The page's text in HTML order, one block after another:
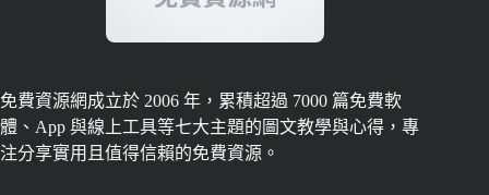
免費資源網成立於 2006 年，累積超過 7000 篇免費軟
體、App 與線上工具等七大主題的圖文教學與心得，專
注分享實用且值得信賴的免費資源。